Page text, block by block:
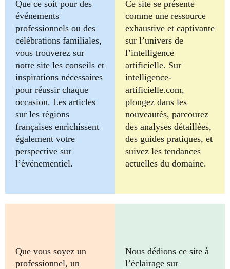
Que ce soit pour des
événements
professionnels ou des
célébrations familiales,
vous trouverez sur
notre site les conseils et
inspirations nécessaires
pour réussir chaque
occasion. Les articles
sur les régions
françaises enrichissent
également votre
perspective sur
l’événementiel.
Ce site se présente
comme une ressource
exhaustive et captivante
sur l’univers de
l’intelligence
artificielle. Sur
intelligence-
artificielle.com,
plongez dans les
nouveautés, parcourez
des analyses détaillées,
des guides pratiques, et
suivez les tendances
actuelles du domaine.
Que vous soyez un
professionnel, un
Nous dédions ce site à
l’éclairage sur